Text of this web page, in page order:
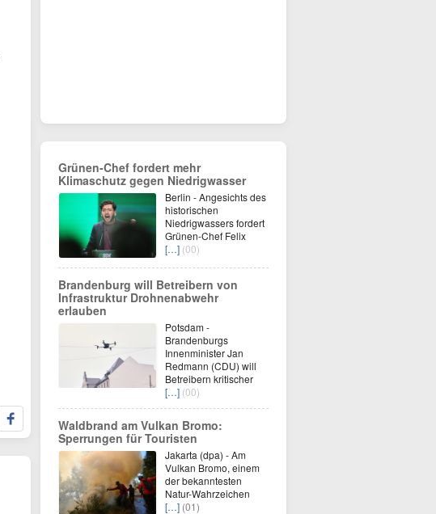
Grünen-Chef fordert mehr
Klimaschutz gegen Niedrigwasser
Berlin - Angesichts des
historischen
Niedrigwassers fordert
Grünen-Chef Felix
[…] (00)
Brandenburg will Betreibern von
Infrastruktur Drohnenabwehr
erlauben
Potsdam -
Brandenburgs
Innenminister Jan
Redmann (CDU) will
Betreibern kritischer
[…] (00)
Waldbrand am Vulkan Bromo:
Sperrungen für Touristen
Jakarta (dpa) - Am
Vulkan Bromo, einem
der bekanntesten
Natur-Wahrzeichen
[…] (01)